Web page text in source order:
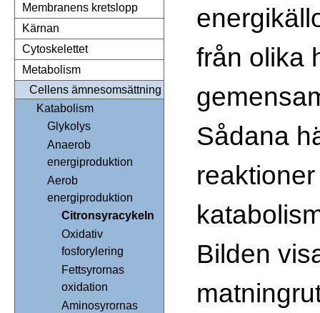
Membranens kretslopp
Kärnan
Cytoskelettet
Metabolism
Cellens ämnesomsättning
Katabolism
Glykolys
Anaerob
energiproduktion
Aerob
energiproduktion
Citronsyracykeln
Oxidativ
fosforylering
Fettsyrornas
oxidation
Aminosyrornas
från olika
Sådana
Bilden